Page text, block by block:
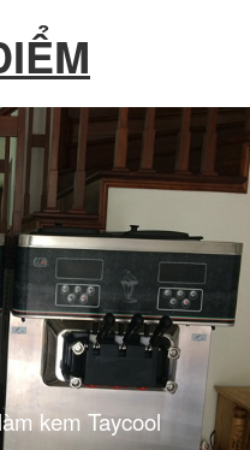
kem Taycool